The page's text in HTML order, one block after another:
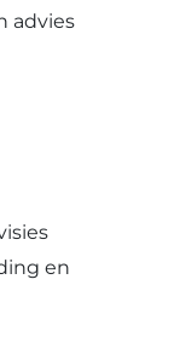
advies
en